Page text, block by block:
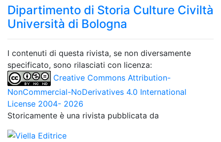
Dipartimento di Storia Culture Civiltà
Università di Bologna
I contenuti di questa rivista, se non diversamente
specificato, sono rilasciati con licenza:
Creative Commons Attribution-
NonCommercial-NoDerivatives 4.0 International
License 2004- 2026
Storicamente è una rivista pubblicata da